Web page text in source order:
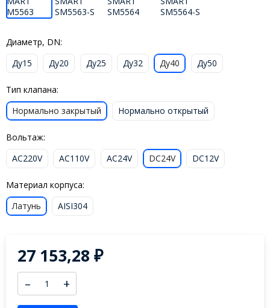
Диаметр, DN:
Ду15
Ду20 Ду25 Ду32 Ду40 Ду50
Тип клапана:
Нормально закрытый
Нормально открытый
Вольтаж:
AC220V
AC110V AC24V DC24V DC12V
Материал корпуса:
Латунь
AISI304
27 153,28₽
– +